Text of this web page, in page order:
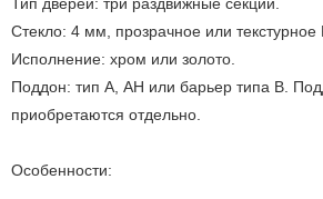
Стекло: 4 мм, прозрачное или текстурное
Исполнение: хром или золото.
Поддон: тип А, АН или барьер типа В.
приобретаются отдельно.
Особенности: